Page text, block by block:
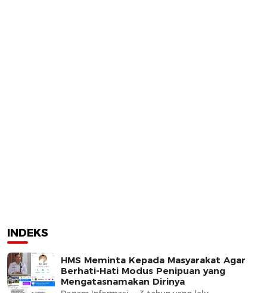
INDEKS
HMS Meminta Kepada Masyarakat Agar
Berhati-Hati Modus Penipuan yang
Mengatasnamakan Dirinya